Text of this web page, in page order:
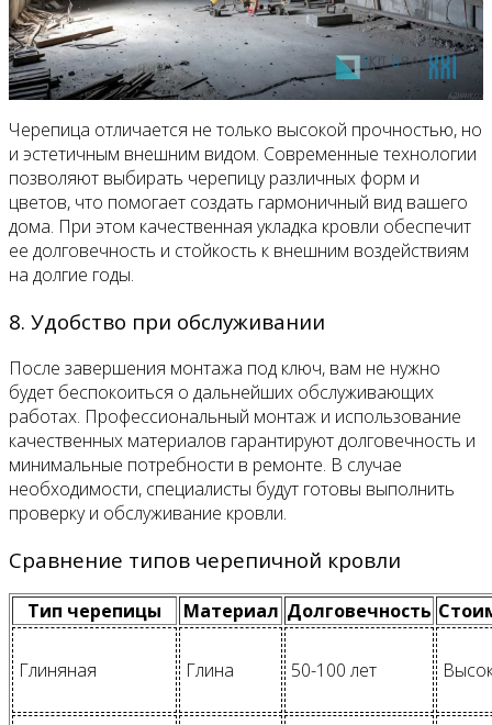
Черепица отличается не только высокой прочностью, но
и эстетичным внешним видом. Современные технологии
позволяют выбирать черепицу различных форм и
цветов, что помогает создать гармоничный вид вашего
дома. При этом качественная укладка кровли обеспечит
ее долговечность и стойкость к внешним воздействиям
на долгие годы.
8. Удобство при обслуживании
После завершения монтажа под ключ, вам не нужно
будет беспокоиться о дальнейших обслуживающих
работах. Профессиональный монтаж и использование
качественных материалов гарантируют долговечность и
минимальные потребности в ремонте. В случае
необходимости, специалисты будут готовы выполнить
проверку и обслуживание кровли.
Сравнение типов черепичной кровли
Тип черепицы Материал Долговечность
Глиняная Глина 50-100 лет